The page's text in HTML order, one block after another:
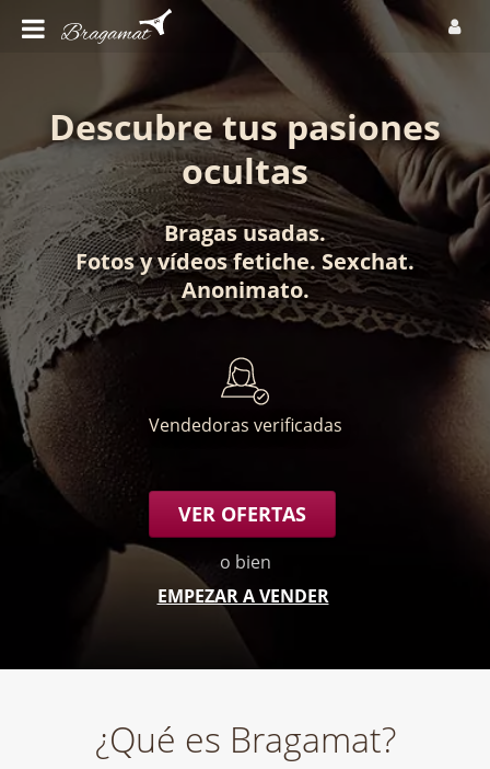
Descubre tus pasiones
ocultas
Bragas usadas.
Fotosyvídeos fetiche. Sexchat.
Anonimato.
Vendedoras verificadas
VER OFERTAS
o bien
EMPEZAR A VENDER
¿Qué es Bragamat?